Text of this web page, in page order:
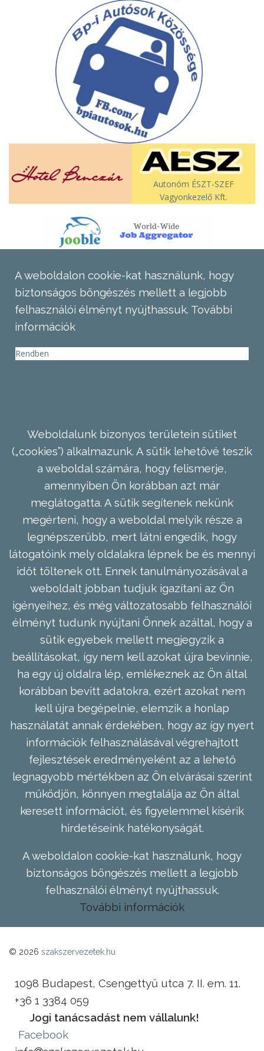
Autonóm ÉSZT-SZEF
Vagyonkezelő Kft.
A weboldalon cookie-kat használunk, hogy
biztonságos böngészés mellett a legjobb
felhasználói élményt nyújthassuk. További
információk
Rendben
Weboldalunk bizonyos területein sütiket
(„cookies”) alkalmazunk. A sütik lehetővé teszik
a weboldal számára, hogy felismerje,
amennyiben Ön korábban azt már
meglátogatta. A sütik segítenek nekünk
megérteni, hogy a weboldal melyik része a
legnépszerűbb, mert látni engedik, hogy
látogatóink mely oldalakra lépnek be és mennyi
időt töltenek ott. Ennek tanulmányozásával a
weboldalt jobban tudjuk igazítani az Ön
igényeihez, és még változatosabb felhasználói
élményt tudunk nyújtani Önnek azáltal, hogy a
sütik egyebek mellett megjegyzik a
beállításokat, így nem kell azokat újra bevinnie,
ha egy új oldalra lép, emlékeznek az Ön által
korábban bevitt adatokra, ezért azokat nem
kell újra begépelnie, elemzik a honlap
használatát annak érdekében, hogy az így nyert
információk felhasználásával végrehajtott
fejlesztések eredményeként az a lehető
legnagyobb mértékben az Ön elvárásai szerint
működjön, könnyen megtalálja az Ön által
keresett információt, és figyelemmel kísérik
hirdetéseink hatékonyságát.
A weboldalon cookie-kat használunk, hogy
biztonságos böngészés mellett a legjobb
felhasználói élményt nyújthassuk.
További információk
© 2026 szakszervezetek.hu
1098 Budapest, Csengettyű utca 7. II. em. 11.
+36 1 3384 059
Jogi tanácsadást nem vállalunk!
Facebook